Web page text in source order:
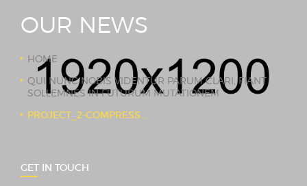
NOUS CONTACTER
OUR NEWS
HOME
QUI NUNC NOBIS VIDENTUR PARUM CLARI, FIANT
SOLLEMNES IN FUTURUM MUTATIONEM
PROJECT_2-COMPRESSOR
GET IN TOUCH